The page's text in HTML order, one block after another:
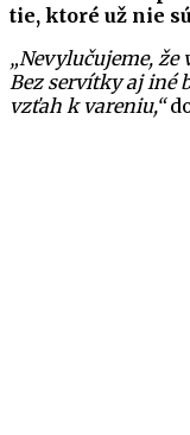
tie, ktoré už nie
„Nevylučujeme,
Bez servítky aj iné
vzťah k vareniu,“